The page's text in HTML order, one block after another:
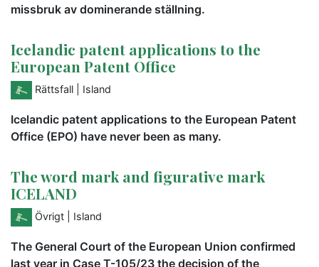
missbruk av dominerande ställning.
Icelandic patent applications to the
European Patent Office
Rättsfall | Island
Icelandic patent applications to the European Patent
Office (EPO) have never been as many.
The word mark and figurative mark
ICELAND
Övrigt | Island
The General Court of the European Union confirmed
last year in Case T-105/23 the decision of the